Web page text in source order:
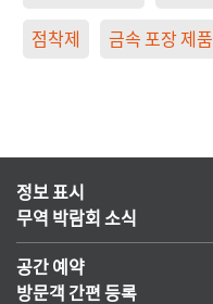
점착제 금속 포장 제품
정보 표시
무역 박람회 소식
공간 예약
방문객 간편 등록